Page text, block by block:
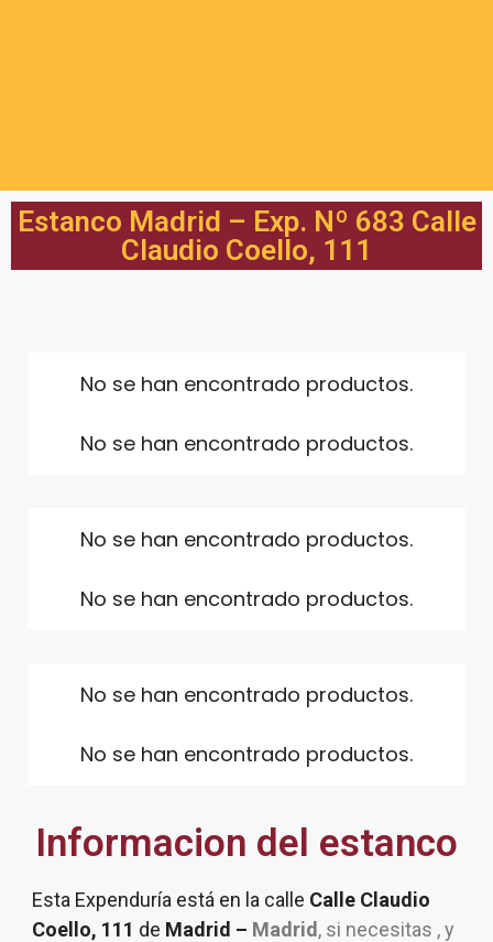
Estanco Madrid – Exp. Nº 683 Calle
Claudio Coello, 111
No se han encontrado productos.
No se han encontrado productos.
No se han encontrado productos.
No se han encontrado productos.
No se han encontrado productos.
No se han encontrado productos.
Informacion del estanco
Esta Expenduría está en la calle Calle Claudio
Coello, 111 de Madrid – Madrid , si necesitas , y